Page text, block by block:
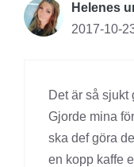
Helenes
2017-10-
Det är så sjukt
Gjorde mina
ska def göra
en kopp kaffe